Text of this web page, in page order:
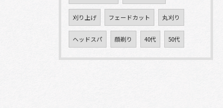
刈り上げ フェードカット 丸刈り
ヘッドスパ 顔剃り 40代 50代